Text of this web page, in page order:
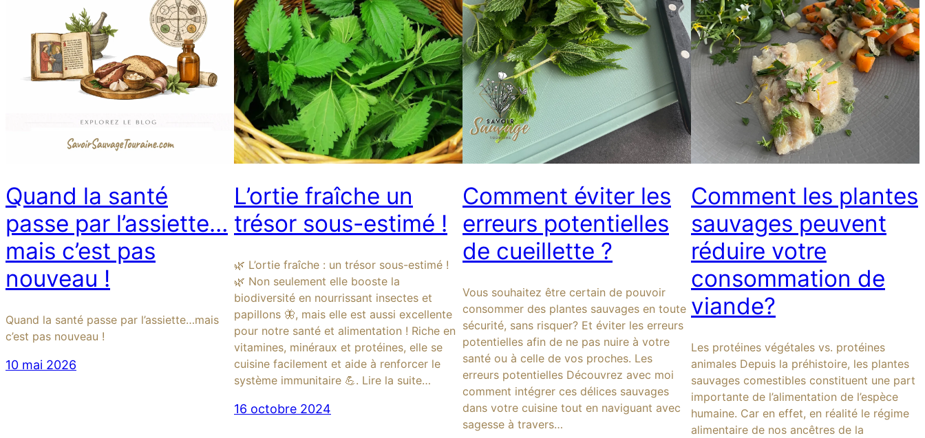
Quand la santé
passe par l’assiette…
mais c’est pas
nouveau !
Quand la santé passe par l’assiette…mais
c’est pas nouveau !
10 mai 2026
L’ortie fraîche un
trésor sous-estimé !
🌿 L’ortie fraîche : un trésor sous-estimé !
🌿 Non seulement elle booste la
biodiversité en nourrissant insectes et
papillons 🦋, mais elle est aussi excellente
pour notre santé et alimentation ! Riche en
vitamines, minéraux et protéines, elle se
cuisine facilement et aide à renforcer le
système immunitaire 💪. Lire la suite…
16 octobre 2024
Comment éviter les
erreurs potentielles
de cueillette ?
Vous souhaitez être certain de pouvoir
consommer des plantes sauvages en toute
sécurité, sans risquer? Et éviter les erreurs
potentielles afin de ne pas nuire à votre
santé ou à celle de vos proches. Les
erreurs potentielles Découvrez avec moi
comment intégrer ces délices sauvages
dans votre cuisine tout en naviguant avec
sagesse à travers…
Comment les plantes
sauvages peuvent
réduire votre
consommation de
viande?
Les protéines végétales vs. protéines
animales Depuis la préhistoire, les plantes
sauvages comestibles constituent une part
importante de l’alimentation de l’espèce
humaine. Car en effet, en réalité le régime
alimentaire de nos ancêtres de la